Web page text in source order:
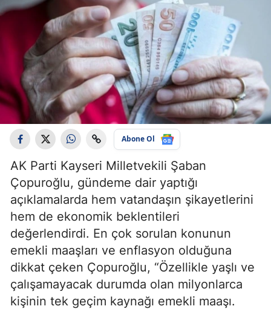
Abone Ol
AK Parti Kayseri Milletvekili Şaban
Çopuroğlu, gündeme dair yaptığı
açıklamalarda hem vatandaşın şikayetlerini
hem de ekonomik beklentileri
değerlendirdi. En çok sorulan konunun
emekli maaşları ve enflasyon olduğuna
dikkat çeken Çopuroğlu, “Özellikle yaşlı ve
çalışamayacak durumda olan milyonlarca
kişinin tek geçim kaynağı emekli maaşı.